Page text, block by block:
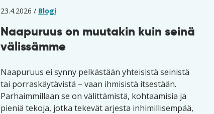
23.4.2026 / Blogi
Naapuruus on muutakin kuin seinä
välissämme
Naapuruus ei synny pelkästään yhteisistä seinistä
tai porraskäytävistä – vaan ihmisistä itsestään.
Parhaimmillaan se on välittämistä, kohtaamisia ja
pieniä tekoja, jotka tekevät arjesta inhimillisempää,